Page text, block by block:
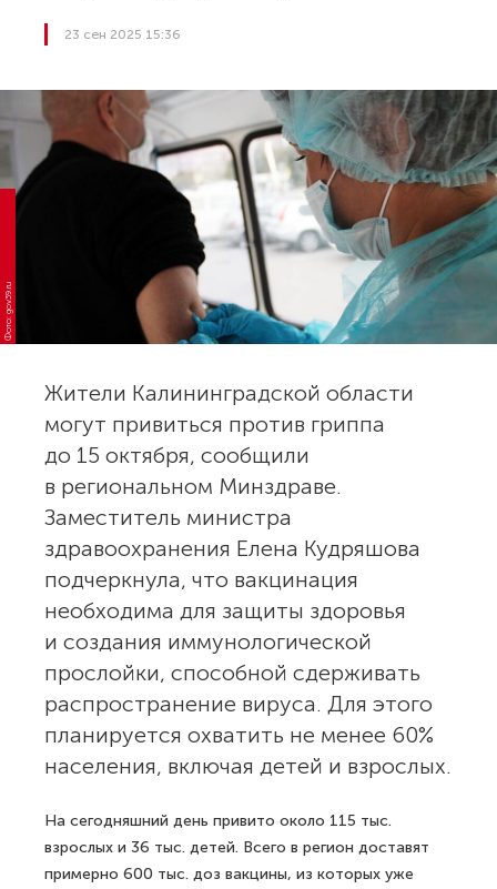
23 сен 2025 15:36
Фото: gov39.ru
Жители Калининградской области
могут привиться против гриппа
до 15 октября, сообщили
в региональном Минздраве.
Заместитель министра
здравоохранения Елена Кудряшова
подчеркнула, что вакцинация
необходима для защиты здоровья
и создания иммунологической
прослойки, способной сдерживать
распространение вируса. Для этого
планируется охватить не менее 60%
населения, включая детей и взрослых.
На сегодняшний день привито около 115 тыс.
взрослых и 36 тыс. детей. Всего в регион доставят
примерно 600 тыс. доз вакцины, из которых уже